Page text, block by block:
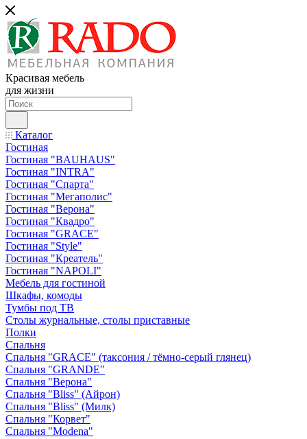
Красивая мебель
для жизни
Каталог
Гостиная
Гостиная "BAUHAUS"
Гостиная "INTRA"
Гостиная "Спарта"
Гостиная "Мегаполис"
Гостиная "Верона"
Гостиная "Квадро"
Гостиная "GRACE"
Гостиная "Style"
Гостиная "Креатель"
Гостиная "NAPOLI"
Мебель для гостиной
Шкафы, комоды
Тумбы под ТВ
Столы журнальные, столы приставные
Полки
Спальня
Спальня "GRACE" (таксония / тёмно-серый глянец)
Спальня "GRANDE"
Спальня "Верона"
Спальня "Bliss" (Айрон)
Спальня "Bliss" (Милк)
Спальня "Корвет"
Спальня "Modena"